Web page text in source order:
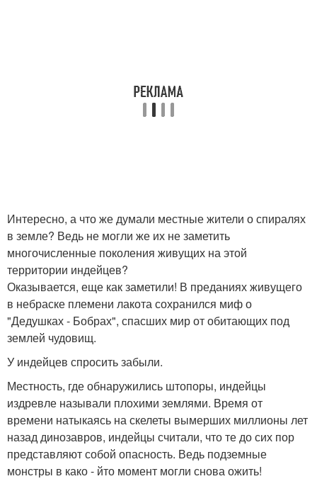
Интересно, а что же думали местные жители о спиралях
в земле? Ведь не могли же их не заметить
многочисленные поколения живущих на этой
территории индейцев?
Оказывается, еще как заметили! В преданиях живущего
в небраске племени лакота сохранился миф о
"Дедушках - Бобрах", спасших мир от обитающих под
землей чудовищ.
У индейцев спросить забыли.
Местность, где обнаружились штопоры, индейцы
издревле называли плохими землями. Время от
времени натыкаясь на скелеты вымерших миллионы лет
назад динозавров, индейцы считали, что те до сих пор
представляют собой опасность. Ведь подземные
монстры в како - йто момент могли снова ожить!